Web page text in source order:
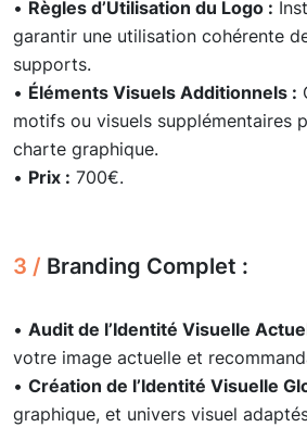
• Règles d’Utilisation du Logo :
garantir une utilisation cohérente
supports.
• Éléments Visuels Additionnels :
motifs ou visuels supplémentaires
charte graphique.
• Prix : 700€.
3 / Branding Complet :
• Audit de l’Identité Visuelle
votre image actuelle et
• Création de l’Identité Visuelle
graphique, et univers visuel